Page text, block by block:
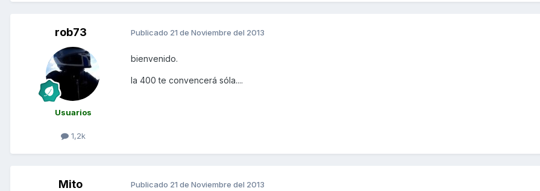
rob73
Usuarios
1,2k
Publicado 21 de Noviembre del 2013
bienvenido.
la 400 te convencerá sóla....
Mito Publicado 21 de Noviembre del 2013